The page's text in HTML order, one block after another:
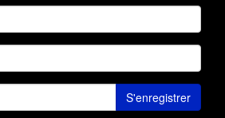
S'enregistrer